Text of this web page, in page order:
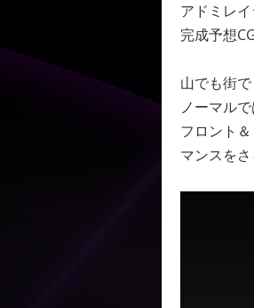
アドミレ
完成予想
山でも街
ノーマル
フロント
マンスを